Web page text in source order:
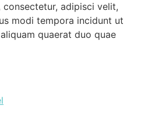
adipisci velit,
modi tempora incidunt ut
quaerat duo quae